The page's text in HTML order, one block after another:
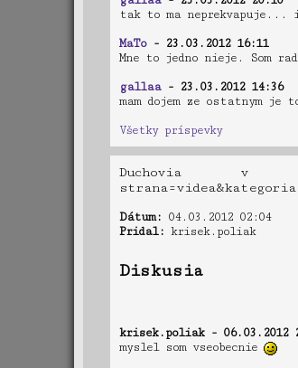
tak to ma
MaTo- 23.03.2012 16:11
Mne to jedno nieje. Som
gallaa- 23.03.2012 14:36
mam dojem ze ostatnym
Všetky príspevky
Duchovia v
Dátum: 04.03.2012 02:04
Pridal: krisek.poliak
Diskusia
krisek.poliak - 06.03.2012
myslel som vseobecnie